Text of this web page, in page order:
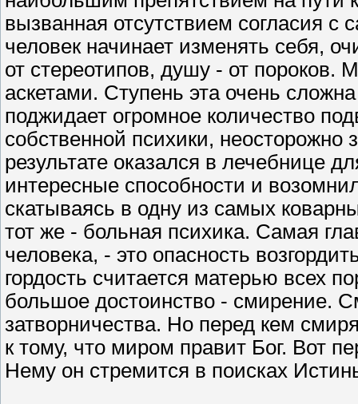
вызванная отсутствием согласия
человек начинает изменять себя,
от стереотипов, душу - от пороков.
аскетами. Ступень эта очень
поджидает огромное количество
собственной психики,
результате оказался в лечебнице
интересные способности и
скатываясь в одну из самых
тот же - больная психика. Самая
человека, - это опасность
гордость считается матерью всех
большое достоинство - смирение.
затворничества. Но перед кем
к тому, что миром правит Бог. Вот
Нему он стремится в поисках